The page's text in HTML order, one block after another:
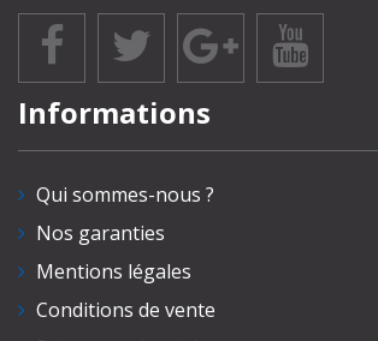
Informations
Qui sommes-nous ?
Nos garanties
Mentions légales
Conditions de vente